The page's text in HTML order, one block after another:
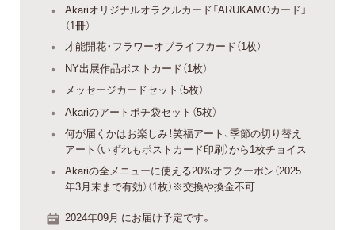
Akariオリジナルオラクルカード「ARUKAMOカード」
（1冊）
才能開花・フラワーオブライフカード（1枚）
NY出展作品ポストカード（1枚）
メッセージカードセット（5枚）
Akariのアートポチ袋セット（5枚）
何が届くかはお楽しみ！笑福アート、季節の切り替え
アート（いずれもポストカード印刷）から1枚チョイス
Akariの全メニューに使える20%オフクーポン（2025
年3月末まで有効）（1枚）※交換や換金不可
2024年09月 にお届け予定です。